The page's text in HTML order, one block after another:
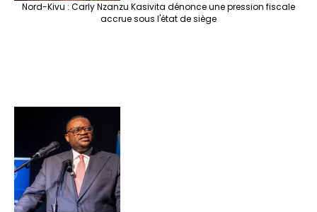
Nord-Kivu : Carly Nzanzu Kasivita dénonce une pression fiscale
accrue sous l'état de siège